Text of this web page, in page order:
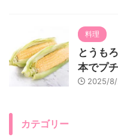
料理
とうも
本でプ
2025/
カテゴリー